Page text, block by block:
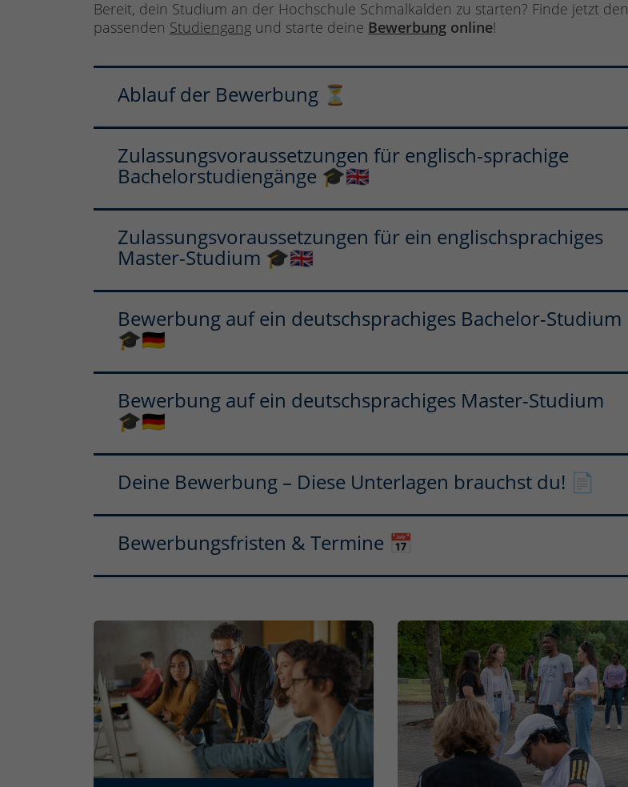
Bereit, dein Studium an der Hochschule Schmalkalden zu starten? Finde jetzt den
passenden Studiengang und starte deine Bewerbung online!
Ablauf der Bewerbung ⏳
Zulassungsvoraussetzungen für englisch-sprachige
Bachelorstudiengänge 🎓🇬🇧
Zulassungsvoraussetzungen für ein englischsprachiges
Master-Studium 🎓🇬🇧
Bewerbung auf ein deutschsprachiges Bachelor-Studium
🎓🇩🇪
Bewerbung auf ein deutschsprachiges Master-Studium
🎓🇩🇪
Deine Bewerbung – Diese Unterlagen brauchst du! 📄
Bewerbungsfristen & Termine 📅